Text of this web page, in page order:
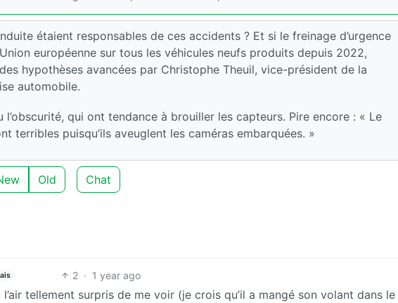
étaient responsables de ces accidents ? Et si le freinage d’urgence
européenne sur tous les véhicules neufs produits depuis 2022,
hypothèses avancées par Christophe Theuil, vice-président de la
automobile.
qui ont tendance à brouiller les capteurs. Pire encore : « Le
terribles puisqu’ils aveuglent les caméras embarquées. »
Old Chat
2 · 1 year ago
tellement surpris de me voir (je crois qu’il a mangé son volant dans le